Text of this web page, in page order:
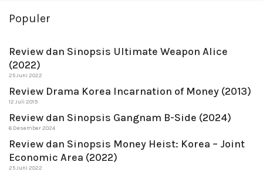
Populer
Review dan Sinopsis Ultimate Weapon Alice
(2022)
25 Juni 2022
Review Drama Korea Incarnation of Money (2013)
12 Juli 2019
Review dan Sinopsis Gangnam B-Side (2024)
6 Desember 2024
Review dan Sinopsis Money Heist: Korea – Joint
Economic Area (2022)
25 Juni 2022